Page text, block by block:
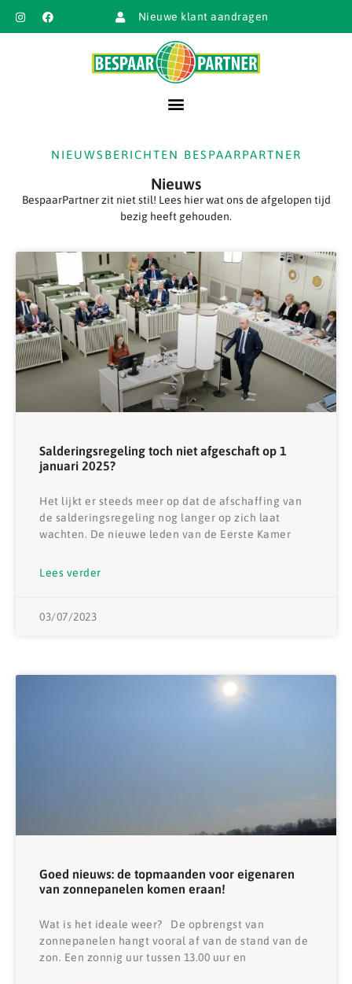
Nieuwe klant aandragen
NIEUWSBERICHTEN BESPAARPARTNER
Nieuws
BespaarPartner zit niet stil! Lees hier wat ons de afgelopen tijd
bezig heeft gehouden.
Salderingsregeling toch niet afgeschaft op 1
januari 2025?
Het lijkt er steeds meer op dat de afschaffing van
de salderingsregeling nog langer op zich laat
wachten. De nieuwe leden van de Eerste Kamer
Lees verder
03/07/2023
Goed nieuws: de topmaanden voor eigenaren
van zonnepanelen komen eraan!
Wat is het ideale weer? De opbrengst van
zonnepanelen hangt vooral af van de stand van de
zon. Een zonnig uur tussen 13.00 uur en